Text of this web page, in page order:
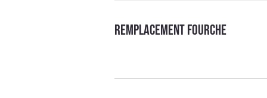
Remplacement fourche